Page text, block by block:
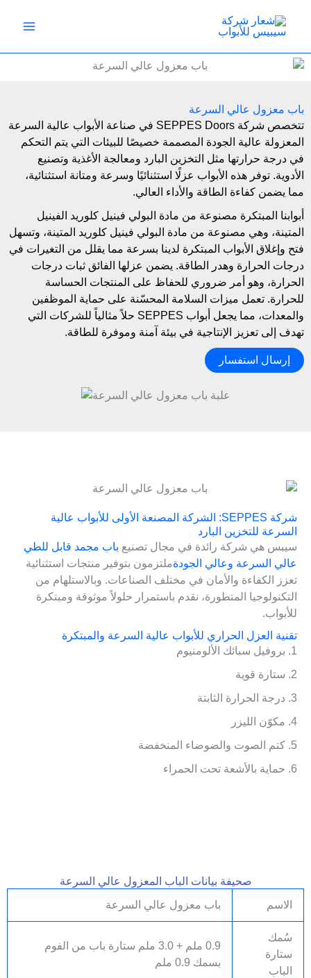
باب معزول عالي السرعة
تتخصص شركة SEPPES Doors في صناعة الأبواب عالية السرعة
المعزولة عالية الجودة المصممة خصيصًا للبيئات التي يتم التحكم
في درجة حرارتها مثل التخزين البارد ومعالجة الأغذية وتصنيع
الأدوية. توفر هذه الأبواب عزلًا استثنائيًا وسرعة ومتانة استثنائية،
مما يضمن كفاءة الطاقة والأداء العالي.
أبوابنا المبتكرة مصنوعة من مادة البولي فينيل كلوريد الفينيل
المتينة، وهي مصنوعة من مادة البولي فينيل كلوريد المتينة، وتسهل
فتح وإغلاق الأبواب المبتكرة لدينا بسرعة مما يقلل من التغيرات في
درجات الحرارة وهدر الطاقة. يضمن عزلها الفائق ثبات درجات
الحرارة، وهو أمر ضروري للحفاظ على المنتجات الحساسة
للحرارة. تعمل ميزات السلامة المحسّنة على حماية الموظفين
والمعدات، مما يجعل أبواب SEPPES حلاً مثالياً للشركات التي
تهدف إلى تعزيز الإنتاجية في بيئة آمنة وموفرة للطاقة.
إرسال استفسار
شركة SEPPES: الشركة المصنعة الأولى للأبواب عالية
السرعة للتخزين البارد
سيبس هي شركة رائدة في مجال تصنيع باب مجمد قابل للطي
عالي السرعة وعالي الجودةملتزمون بتوفير منتجات استثنائية
تعزز الكفاءة والأمان في مختلف الصناعات. وبالاستلهام من
التكنولوجيا المتطورة، نقدم باستمرار حلولاً موثوقة ومبتكرة
للأبواب.
تقنية العزل الحراري للأبواب عالية السرعة والمبتكرة
1. بروفيل سبائك الألومنيوم
2. ستارة قوية
3. درجة الحرارة الثابتة
4. مكوّن الليزر
5. كتم الصوت والضوضاء المنخفضة
6. حماية بالأشعة تحت الحمراء
صحيفة بيانات الباب المعزول عالي السرعة
الاسم
باب معزول عالي السرعة
سُمك
ستارة
الباب
0.9 ملم + 3.0 ملم ستارة باب من الفوم
بسمك 0.9 ملم